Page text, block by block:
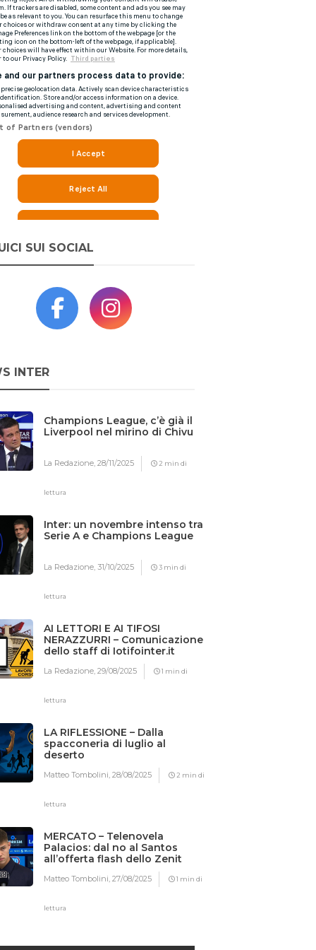
SUI SOCIAL
INTER
Champions League, c’è già il
Liverpool nel mirino di Chivu
La Redazione,28/11/2025 2 min di
lettura
Inter: un novembre intenso tra
Serie A e Champions League
La Redazione,31/10/2025 3 min di
lettura
AI LETTORI E AI TIFOSI
NERAZZURRI – Comunicazione
dello staff di Iotifointer.it
La Redazione,29/08/2025 1 min di
lettura
LA RIFLESSIONE – Dalla
spacconeria di luglio al
deserto
Matteo Tombolini,28/08/2025 2 min di
lettura
MERCATO – Telenovela
Palacios: dal no al Santos
all’offerta flash dello Zenit
Matteo Tombolini,27/08/2025 1 min di
lettura